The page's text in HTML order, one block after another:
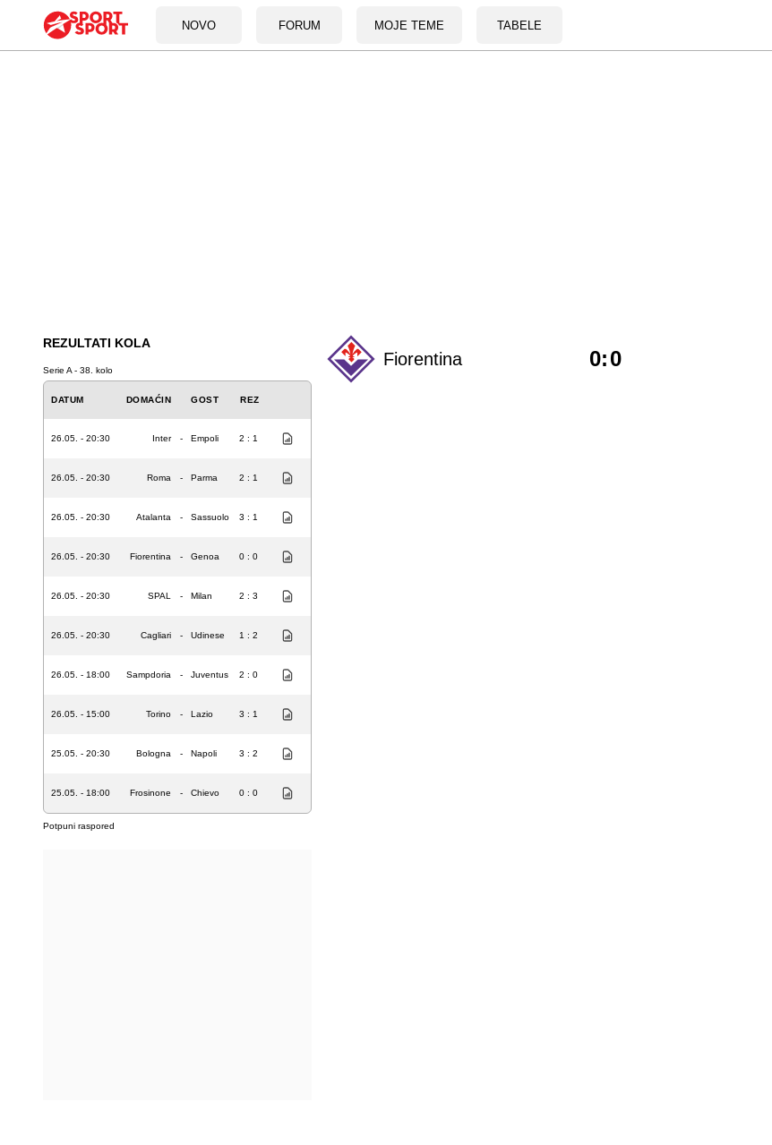
NOVO FORUM MOJE TEME TABELE
REZULTATI KOLA
Serie A - 38. kolo
DATUM DOMAĆIN GOST REZ
26.05. - 20:30 Inter - Empoli 2 : 1
26.05. - 20:30 Roma - Parma 2 : 1
26.05. - 20:30 Atalanta - Sassuolo 3 : 1
26.05. - 20:30 Fiorentina - Genoa 0 : 0
26.05. - 20:30 SPAL - Milan 2 : 3
26.05. - 20:30 Cagliari - Udinese 1 : 2
26.05. - 18:00 Sampdoria - Juventus 2 : 0
26.05. - 15:00 Torino - Lazio 3 : 1
25.05. - 20:30 Bologna - Napoli 3 : 2
25.05. - 18:00 Frosinone - Chievo 0 : 0
Potpuni raspored
Fiorentina 0:0